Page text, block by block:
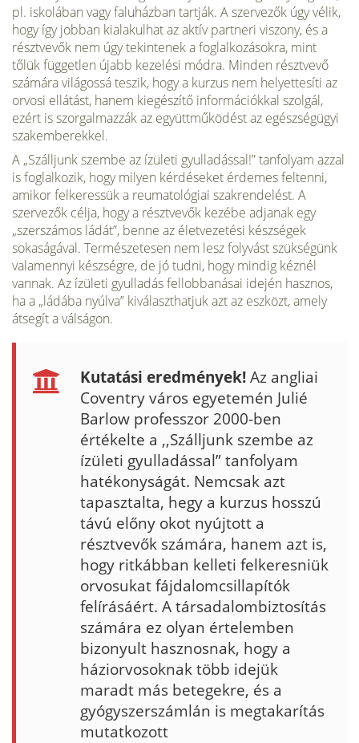
pl. iskolában vagy faluházban tartják. A szervezők úgy vélik,
hogy így jobban kialakulhat az aktív partneri viszony, és a
résztvevők nem úgy tekintenek a foglalkozásokra, mint
tőlük független újabb kezelési módra. Minden résztvevő
számára vi­lágossá teszik, hogy a kurzus nem helyettesíti az
orvosi ellátást, hanem kiegészítő információkkal szolgál,
ezért is szorgalmaz­zák az együttműködést az egészségügyi
szakemberekkel.
A „Szálljunk szembe az ízületi gyulladással!” tanfolyam az­zal
is foglalkozik, hogy milyen kérdéseket érdemes feltenni,
amikor felkeressük a reumatológiai szakrendelést. A
szervezők célja, hogy a résztvevők kezébe adjanak egy
„szerszámos lá­dát”, benne az életvezetési készségek
sokaságával. Természete­sen nem lesz folyvást szükségünk
valamennyi készségre, de jó tudni, hogy mindig kéznél
vannak. Az ízületi gyulladás fellobbanásai idején hasznos,
ha a „ládába nyúlva” kiválaszthatjuk azt az eszközt, amely
átsegít a válságon.
Kutatási eredmények!Az angliai
Coventry város egyetemén Julié
Barlow professzor 2000-ben
értékelte a ,,Szálljunk szembe az
ízületi gyulla­dással” tanfolyam
haté­konyságát. Nemcsak azt
tapasztalta, hegy a kurzus hosszú
távú előny okot nyújtott a
résztvevők szá­mára, hanem azt is,
hogy ritkábban kelleti felkeres­niük
orvosukat fájdalomcsillapítók
felírásáért. A társadalombiztosítás
számára ez olyan értelem­ben
bizonyult hasznosnak, hogy a
háziorvosoknak több idejük
maradt más betegekre, és a
gyógyszerszámlán is megtakarí­tás
mutatkozott